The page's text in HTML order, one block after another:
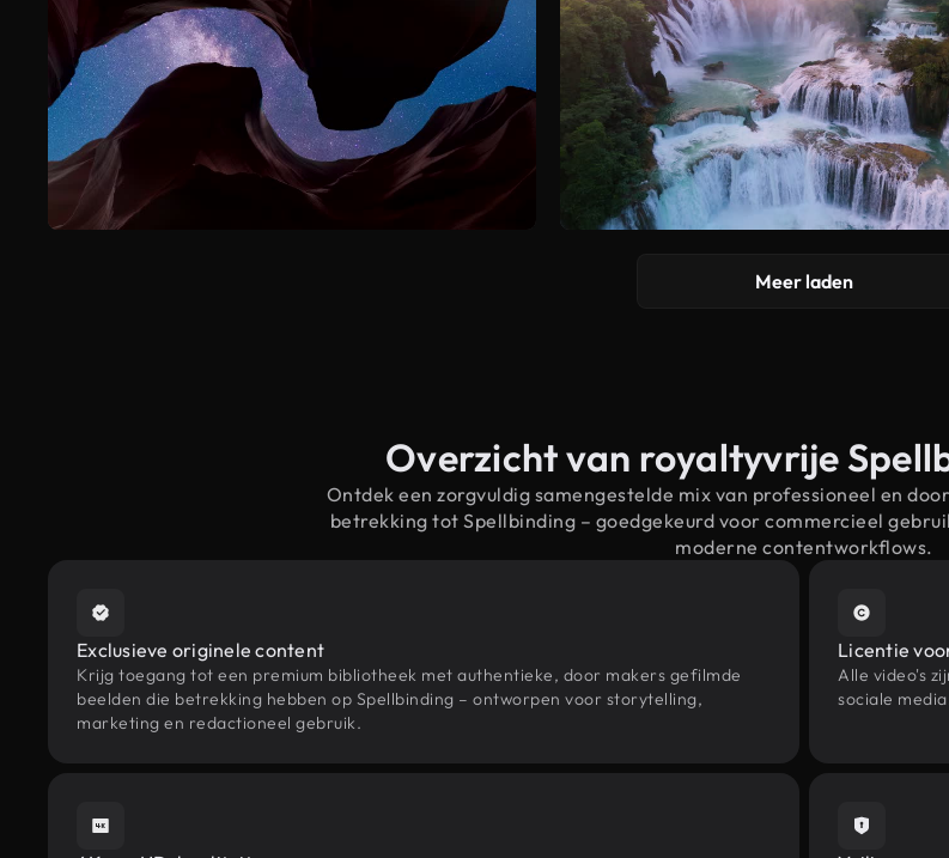
Meer laden
Overzicht van royaltyvrije
Ontdek een zorgvuldig samengestelde mix van professioneel en
betrekking tot Spellbinding – goedgekeurd voor commercieel
moderne contentworkflows.
Exclusieve originele content
Krijg toegang tot een premium bibliotheek met authentieke, door makers gefilmde
beelden die betrekking hebben op Spellbinding – ontworpen voor storytelling,
marketing en redactioneel gebruik.
Licentie
Alle video's
sociale